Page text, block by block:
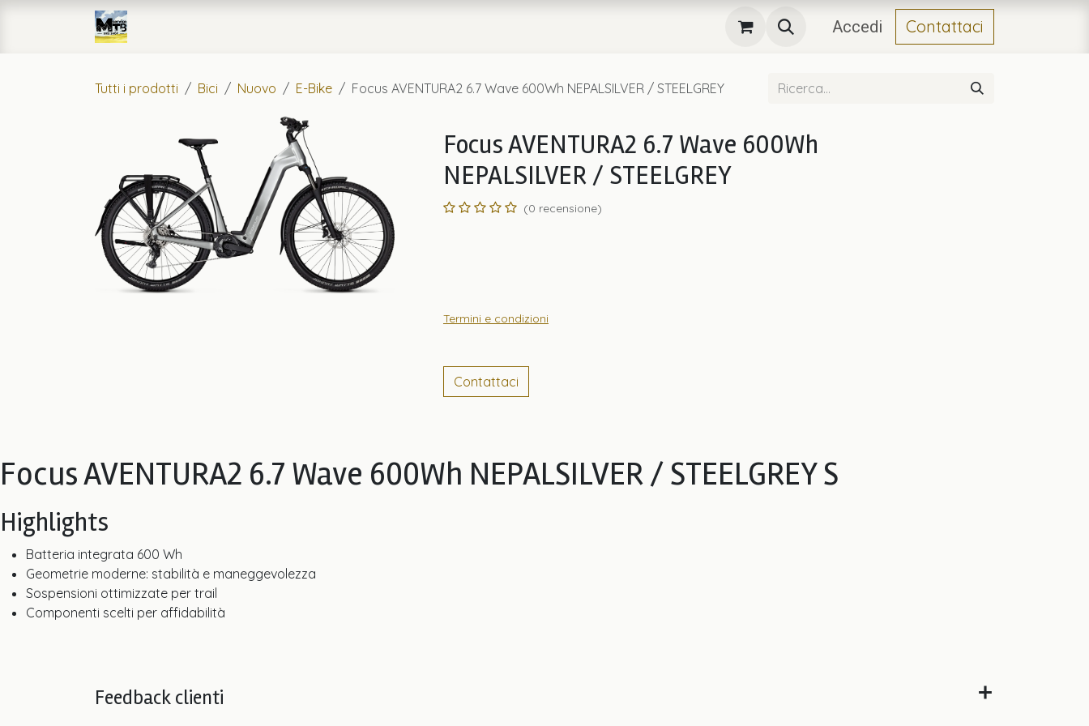
Passa al contenuto
Accedi Contattaci
Tutti i prodotti Bici Nuovo E-Bike Focus AVENTURA2 6.7 Wave 600Wh NEPALSILVER / STEELGREY
Focus AVENTURA2 6.7 Wave 600Wh
NEPALSILVER / STEELGREY
(0 recensione)
Termini e condizioni
Contattaci
Focus AVENTURA2 6.7 Wave 600Wh NEPALSILVER / STEELGREY S
Highlights
Batteria integrata 600 Wh
Geometrie moderne: stabilità e maneggevolezza
Sospensioni ottimizzate per trail
Componenti scelti per affidabilità
Feedback clienti